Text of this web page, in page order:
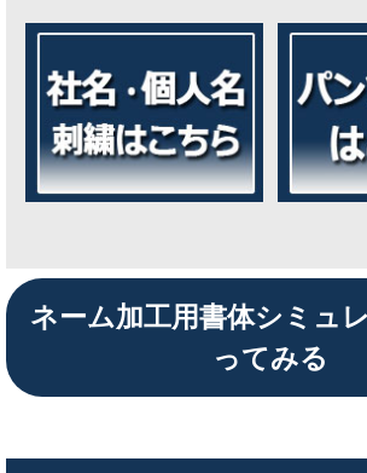
ネーム加工用書体シミュ
ってみる